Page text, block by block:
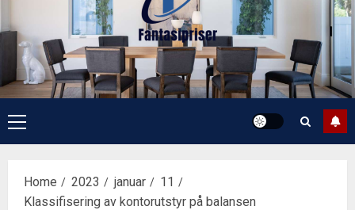
Primary
Menu
Home 2023 januar
11
Klassifisering av kontorutstyr på balansen